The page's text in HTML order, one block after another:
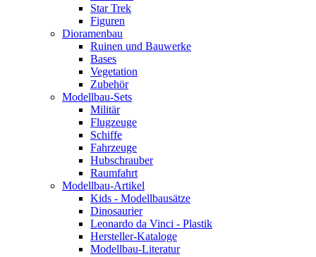
Star Trek
Figuren
Dioramenbau
Ruinen und Bauwerke
Bases
Vegetation
Zubehör
Modellbau-Sets
Militär
Flugzeuge
Schiffe
Fahrzeuge
Hubschrauber
Raumfahrt
Modellbau-Artikel
Kids - Modellbausätze
Dinosaurier
Leonardo da Vinci - Plastik
Hersteller-Kataloge
Modellbau-Literatur